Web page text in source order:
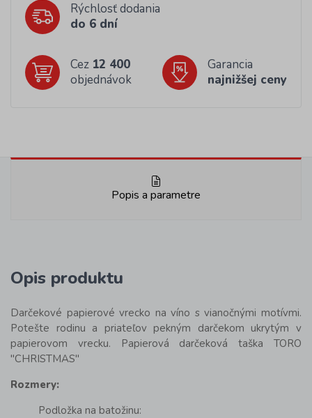
Rýchlosť dodania
do 6 dní
Cez 12 400
objednávok
Garancia
najnižšej ceny
Popis a parametre
Opis produktu
Darčekové papierové vrecko na víno s vianočnými motívmi.
Potešte rodinu a priateľov pekným darčekom ukrytým v
papierovom vrecku. Papierová darčeková taška TORO
"CHRISTMAS"
Rozmery:
Podložka na batožinu: